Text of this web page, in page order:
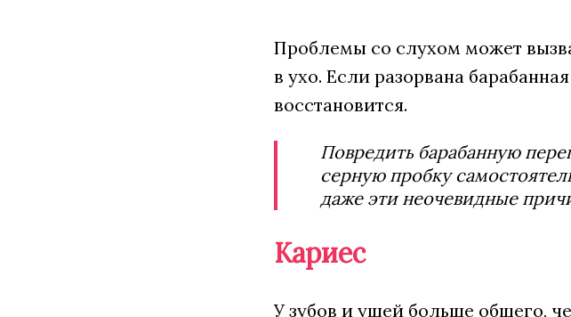
Проблемы со слухом может
в ухо. Если разорвана
восстановится.
Повредить барабанную
серную пробку
даже эти неочевидные
Кариес
У зубов и ушей больше общего,